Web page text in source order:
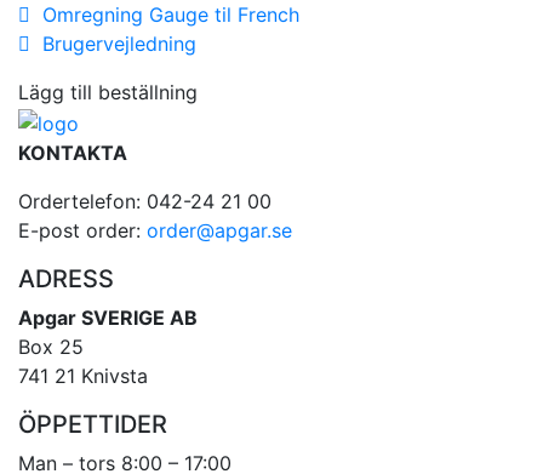
Omregning Gauge til French
Brugervejledning
Lägg till beställning
KONTAKTA
Ordertelefon: 042-24 21 00
E-post order: order@apgar.se
ADRESS
Apgar SVERIGE AB
Box 25
741 21 Knivsta
ÖPPETTIDER
Man – tors 8:00 – 17:00